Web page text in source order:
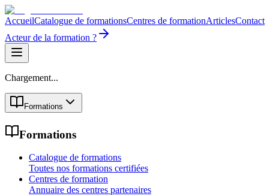
AccueilCatalogue de formationsCentres de formationArticlesContact
Acteur de la formation ?
Chargement...
Formations
Formations
Catalogue de formations
Toutes nos formations certifiées
Centres de formation
Annuaire des centres partenaires